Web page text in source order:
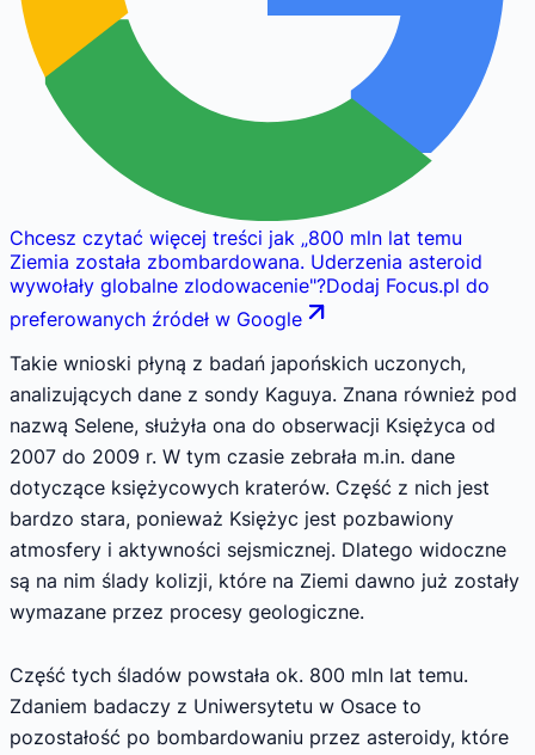
Chcesz czytać więcej treści jak „800 mln lat temu
Ziemia została zbombardowana. Uderzenia asteroid
wywołały globalne zlodowacenie"?Dodaj Focus.pl do
preferowanych źródeł w Google
Takie wnioski płyną z badań japońskich uczonych,
analizujących dane z sondy Kaguya. Znana również pod
nazwą Selene, służyła ona do obserwacji Księżyca od
2007 do 2009 r. W tym czasie zebrała m.in. dane
dotyczące księżycowych kraterów. Część z nich jest
bardzo stara, ponieważ Księżyc jest pozbawiony
atmosfery i aktywności sejsmicznej. Dlatego widoczne
są na nim ślady kolizji, które na Ziemi dawno już zostały
wymazane przez procesy geologiczne.
Część tych śladów powstała ok. 800 mln lat temu.
Zdaniem badaczy z Uniwersytetu w Osace to
pozostałość po bombardowaniu przez asteroidy, które